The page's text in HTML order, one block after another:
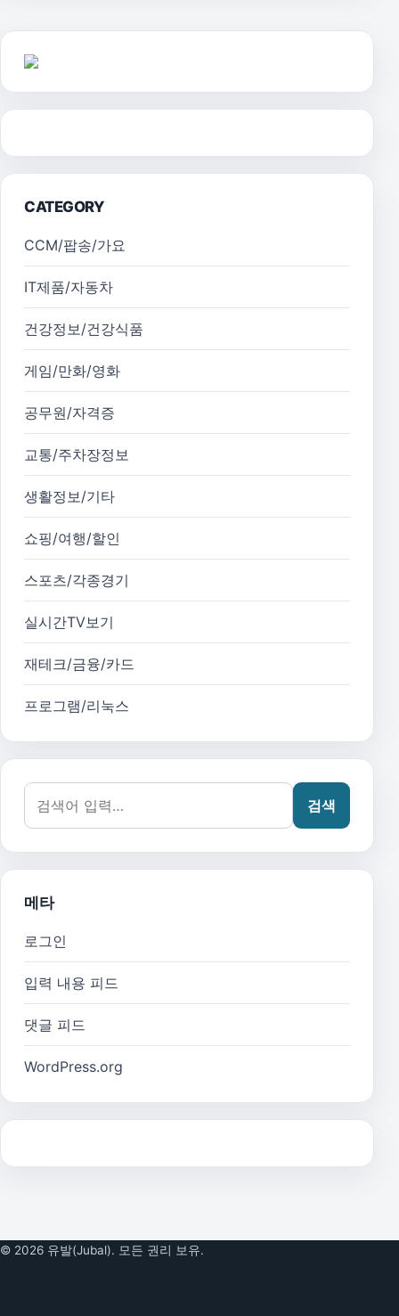
CATEGORY
CCM/팝송/가요
IT제품/자동차
건강정보/건강식품
게임/만화/영화
공무원/자격증
교통/주차장정보
생활정보/기타
쇼핑/여행/할인
스포츠/각종경기
실시간TV보기
재테크/금융/카드
프로그램/리눅스
검색어:
검색
메타
로그인
입력 내용 피드
댓글 피드
WordPress.org
© 2026 유발(Jubal). 모든 권리 보유.